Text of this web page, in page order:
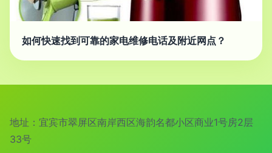
如何快速找到可靠的家电维修电话及附近网点？
地址：宜宾市翠屏区南岸西区海韵名都小区商业1号房2层
33号